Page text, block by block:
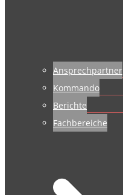
Ansprechpartner
Kommando
Berichte
Fachbereiche